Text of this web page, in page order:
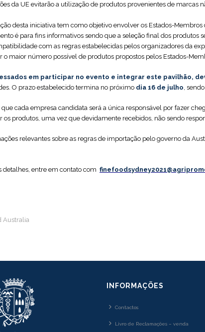
da UE evitarão a utilização de produtos provenientes de marcas
desta iniciativa tem como objetivo envolver os Estados-
é para fins informativos sendo que a seleção final dos produtos
com as regras estabelecidas pelos organizadores da
o maior número possível de produtos propostos pelos Estados-
em participar no evento e integrar este pavilhão,
O prazo estabelecido termina no próximo dia 16 de julho,
que cada empresa candidata será a única responsável por‎‎ fazer
os produtos, uma vez que devidamente recebidos, não sendo
relevantes sobre as regras de importação pelo governo da
detalhes, entre em contato com
Australia
INFORMAÇÕES
Contactos
Livro de Reclamações – venda